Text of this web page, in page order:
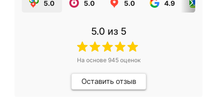
5.0 5.0 5.0 4.9
5.0 из 5
На основе 945оценок
Оставить отзыв